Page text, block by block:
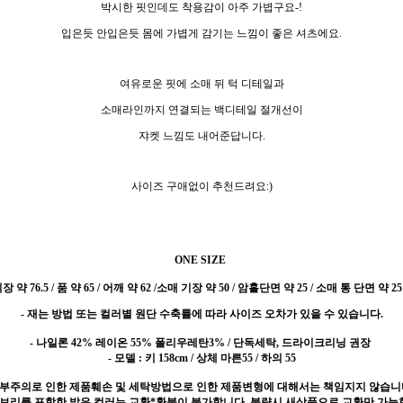
박시한 핏인데도 착용감이 아주 가볍구요-!
입은듯 안입은듯 몸에 가볍게 감기는 느낌이 좋은 셔츠에요.
여유로운 핏에 소매 뒤 턱 디테일과
소매라인까지 연결되는 백디테일 절개선이
쟈켓 느낌도 내어준답니다.
사이즈 구애없이 추천드려요:)
ONE SIZE
약 76.5 / 품 약 65 / 어깨 약 62 /소매 기장 약 50 / 암홀단면 약 25 / 소매 통 단면 약
- 재는 방법 또는 컬러별 원단 수축률에 따라 사이즈 오차가 있을 수 있습니다.
- 나일론 42% 레이온 55% 폴리우레탄3% / 단독세탁, 드라이크리닝 권장
- 모델 : 키 158cm / 상체 마른55 / 하의 55
주의로 인한 제품훼손 및 세탁방법으로 인한 제품변형에 대해서는 책임지지 않습니